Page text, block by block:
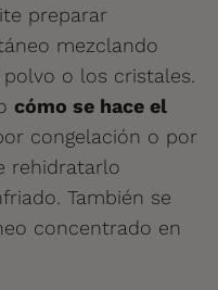
preparar
mezclando
o los cristales.
cómo se hace el
congelación o por
rehidratarlo
También se
concentrado en